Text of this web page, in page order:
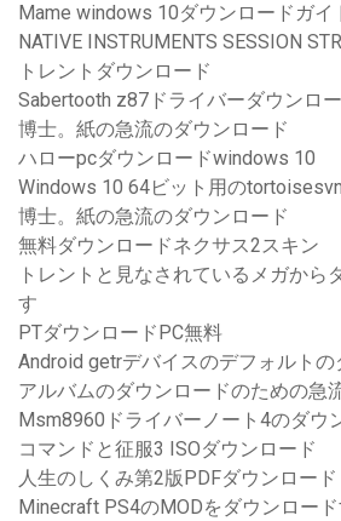
Mame windows 10ダウンロードガイ
NATIVE INSTRUMENTS SESSION
トレントダウンロード
Sabertooth z87ドライバーダウンロ
博士。紙の急流のダウンロード
ハローpcダウンロードwindows 10
Windows 10 64ビット用の
博士。紙の急流のダウンロード
無料ダウンロードネクサス2スキン
トレントと見なされているメガから
す
PTダウンロードPC無料
Android getrデバイスのデフォルト
アルバムのダウンロードのための急
Msm8960ドライバーノート4のダウ
コマンドと征服3 ISOダウンロード
人生のしくみ第2版PDFダウンロード
Minecraft PS4のMODをダウンロー